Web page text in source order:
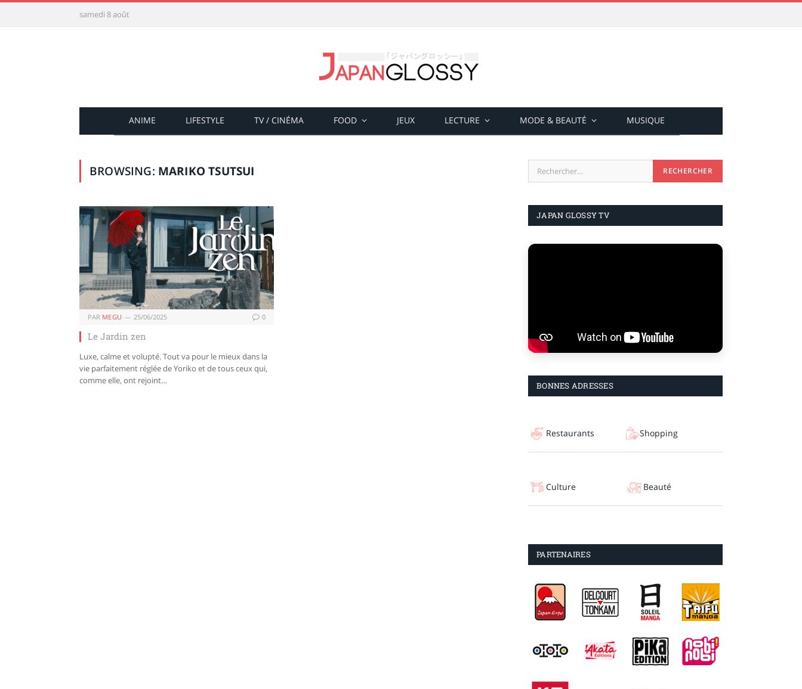
samedi 8 août
ANIME LIFESTYLE TV / CINÉMA FOOD JEUX LECTURE MODE & BEAUTÉ MUSIQUE
BROWSING: MARIKO TSUTSUI
PAR MEGU 25/06/2025 0
Le Jardin zen
Luxe, calme et volupté. Tout va pour le mieux dans la
vie parfaitement réglée de Yoriko et de tous ceux qui,
comme elle, ont rejoint…
JAPAN GLOSSY TV
BONNES ADRESSES
Restaurants Shopping
Culture Beauté
PARTENAIRES